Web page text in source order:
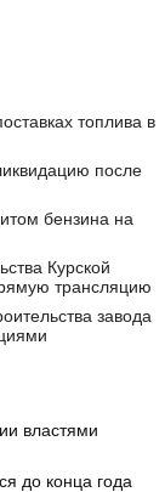
топлива в
после
бензина на
Курской
трансляцию
завода
властями
до конца года